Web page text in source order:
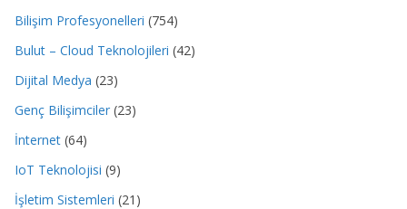
Bilişim Profesyonelleri (754)
Bulut – Cloud Teknolojileri (42)
Dijital Medya (23)
Genç Bilişimciler (23)
İnternet (64)
IoT Teknolojisi (9)
İşletim Sistemleri (21)